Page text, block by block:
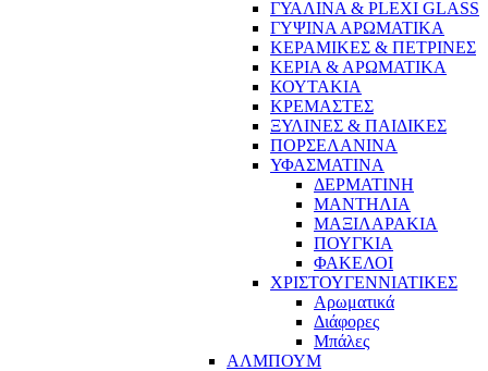
ΓΥΑΛΙΝΑ & PLEXI GLASS
ΓΥΨΙΝΑ ΑΡΩΜΑΤΙΚΑ
ΚΕΡΑΜΙΚΕΣ & ΠΕΤΡΙΝΕΣ
ΚΕΡΙΑ & ΑΡΩΜΑΤΙΚΑ
ΚΟΥΤΑΚΙΑ
ΚΡΕΜΑΣΤΕΣ
ΞΥΛΙΝΕΣ & ΠΑΙΔΙΚΕΣ
ΠΟΡΣΕΛΑΝΙΝΑ
ΥΦΑΣΜΑΤΙΝA
ΔΕΡΜΑΤΙΝΗ
ΜΑΝΤΗΛΙΑ
ΜΑΞΙΛΑΡΑΚΙΑ
ΠΟΥΓΚΙΑ
ΦΑΚΕΛΟΙ
ΧΡΙΣΤΟΥΓΕΝΝΙΑΤΙΚΕΣ
Αρωματικά
Διάφορες
Μπάλες
ΑΛΜΠΟΥΜ